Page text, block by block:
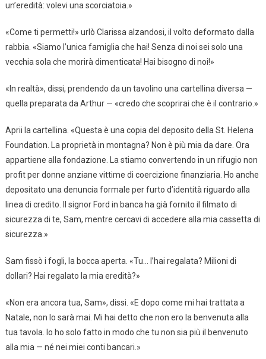
un’eredità: volevi una scorciatoia.»
«Come ti permetti!» urlò Clarissa alzandosi, il volto deformato dalla
rabbia. «Siamo l’unica famiglia che hai! Senza di noi sei solo una
vecchia sola che morirà dimenticata! Hai bisogno di noi!»
«In realtà», dissi, prendendo da un tavolino una cartellina diversa —
quella preparata da Arthur — «credo che scoprirai che è il contrario.»
Aprii la cartellina. «Questa è una copia del deposito della St. Helena
Foundation. La proprietà in montagna? Non è più mia da dare. Ora
appartiene alla fondazione. La stiamo convertendo in un rifugio non
profit per donne anziane vittime di coercizione finanziaria. Ho anche
depositato una denuncia formale per furto d’identità riguardo alla
linea di credito. Il signor Ford in banca ha già fornito il filmato di
sicurezza di te, Sam, mentre cercavi di accedere alla mia cassetta di
sicurezza.»
Sam fissò i fogli, la bocca aperta. «Tu… l’hai regalata? Milioni di
dollari? Hai regalato la mia eredità?»
«Non era ancora tua, Sam», dissi. «E dopo come mi hai trattata a
Natale, non lo sarà mai. Mi hai detto che non ero la benvenuta alla
tua tavola. Io ho solo fatto in modo che tu non sia più il benvenuto
alla mia — né nei miei conti bancari.»